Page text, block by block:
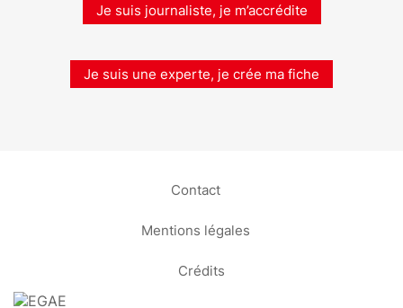
Je suis journaliste, je m’accrédite
Je suis une experte, je crée ma fiche
Contact
Mentions légales
Crédits